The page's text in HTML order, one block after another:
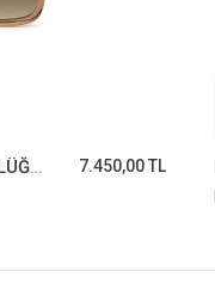
CARRERA GÜNEŞ GÖZLÜĞÜ 1014/S-R60HA
7.450,00 TL